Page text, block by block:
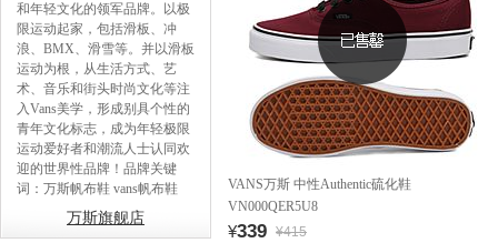
和年轻文化的领军品牌。以极
限运动起家，包括滑板、冲
浪、BMX、滑雪等。并以滑板
运动为根，从生活方式、艺
术、音乐和街头时尚文化等注
入Vans美学，形成别具个性的
青年文化标志，成为年轻极限
运动爱好者和潮流人士认同欢
迎的世界性品牌！品牌关键
词：万斯帆布鞋 vans帆布鞋
万斯旗舰店
VANS万斯 中性Authentic硫化鞋
VN000QER5U8
¥339 ¥415